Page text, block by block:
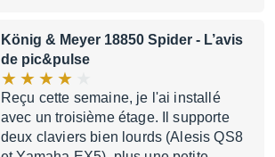
König & Meyer 18850 Spider - L’avis
de pic&pulse
Reçu cette semaine, je l'ai installé
avec un troisième étage. Il supporte
deux claviers bien lourds (Alesis QS8